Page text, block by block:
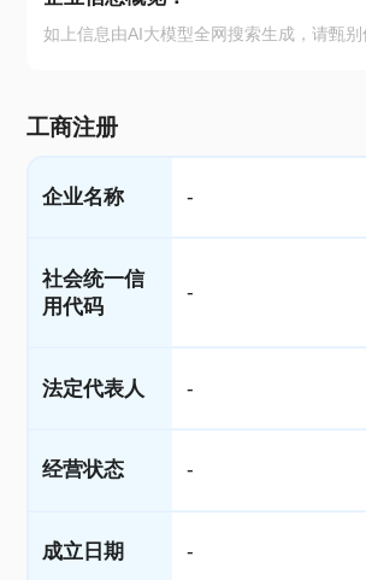
如上信息由AI大模型全网搜索生成，请甄别
工商注册
企业名称 -
社会统一信
用代码
-
法定代表人 -
经营状态 -
成立日期 -